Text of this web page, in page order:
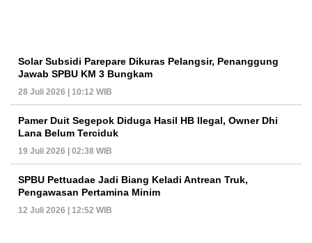
Solar Subsidi Parepare Dikuras Pelangsir, Penanggung
Jawab SPBU KM 3 Bungkam
28 Juli 2026 | 10:12 WIB
Pamer Duit Segepok Diduga Hasil HB Ilegal, Owner Dhi
Lana Belum Terciduk
19 Juli 2026 | 02:38 WIB
SPBU Pettuadae Jadi Biang Keladi Antrean Truk,
Pengawasan Pertamina Minim
12 Juli 2026 | 12:52 WIB